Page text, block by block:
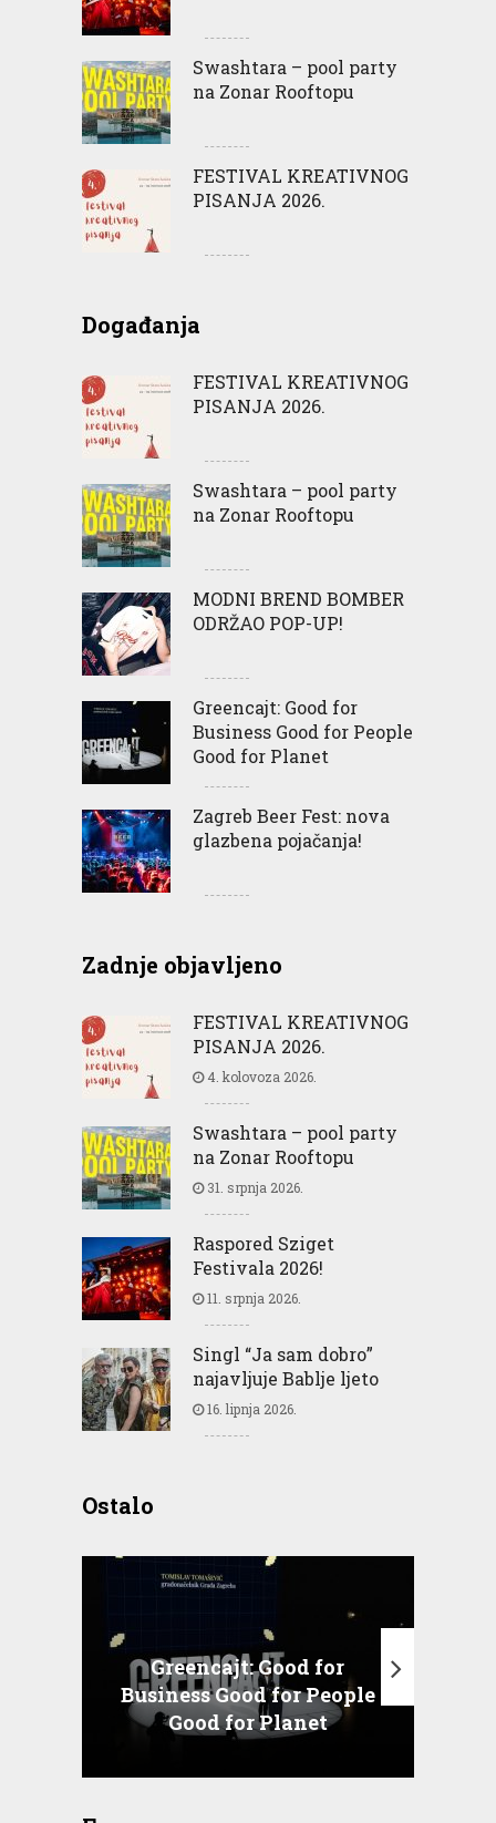
Swashtara – pool party
na Zonar Rooftopu
FESTIVAL KREATIVNOG
PISANJA 2026.
Događanja
FESTIVAL KREATIVNOG
PISANJA 2026.
Swashtara – pool party
na Zonar Rooftopu
MODNI BREND BOMBER
ODRŽAO POP-UP!
Greencajt: Good for
Business Good for People
Good for Planet
Zagreb Beer Fest: nova
glazbena pojačanja!
Zadnje objavljeno
FESTIVAL KREATIVNOG
PISANJA 2026.
4. kolovoza 2026.
Swashtara – pool party
na Zonar Rooftopu
31. srpnja 2026.
Raspored Sziget
Festivala 2026!
11. srpnja 2026.
Singl “Ja sam dobro”
najavljuje Bablje ljeto
16. lipnja 2026.
Ostalo
Greencajt: Good for
Business Good for People
Good for Planet